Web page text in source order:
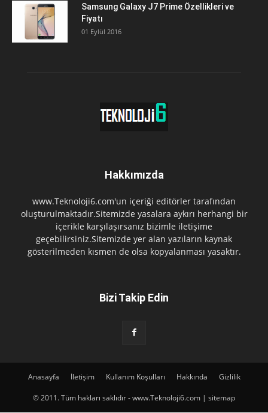
Samsung Galaxy J7 Prime Özellikleri ve
Fiyatı
01 Eylül 2016
Hakkımızda
www.Teknoloji6.com'un içeriği editörler tarafından
oluşturulmaktadır.Sitemizde yasalara aykırı herhangi bir
içerikle karşılaşırsanız bizimle iletişime
geçebilirsiniz.Sitemizde yer alan yazıların kaynak
gösterilmeden kısmen de olsa kopyalanması yasaktır.
Bizi Takip Edin
Anasayfa İletişim Kullanım Koşulları Hakkında Gizlilik
© 2011. Tüm hakları saklıdır - www.Teknoloji6.com | sitemap